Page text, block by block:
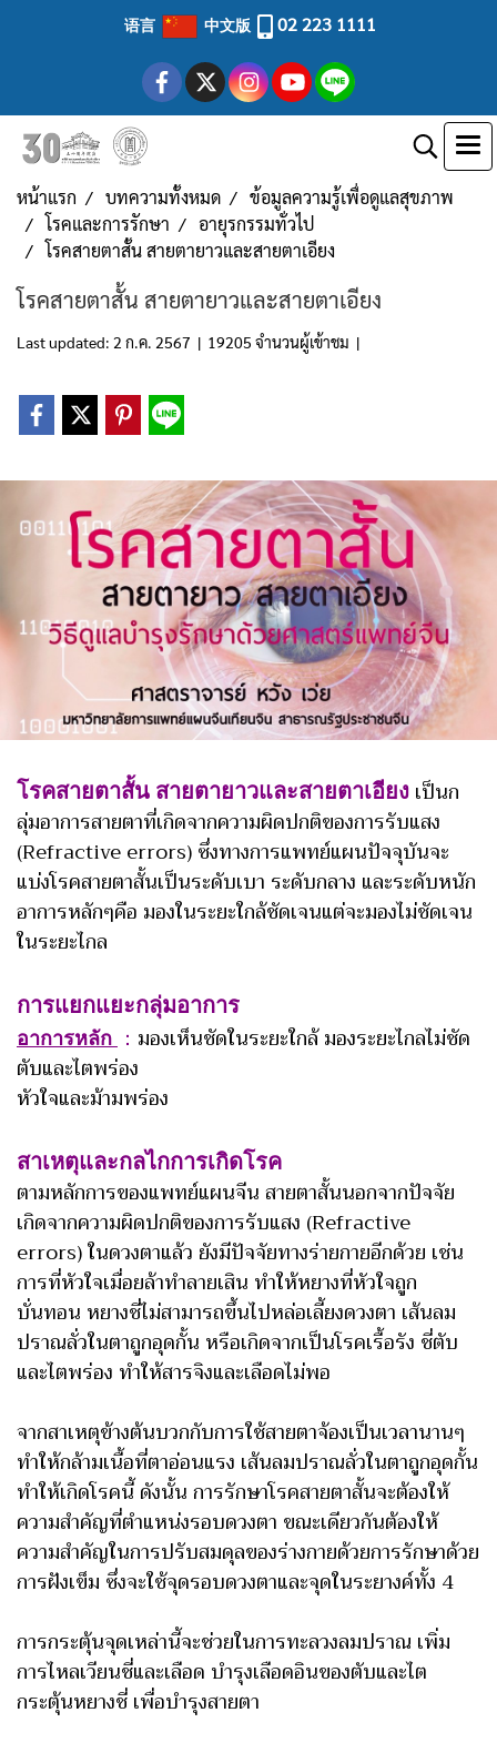
语言 中文版 02 223 1111
หน้าแรก บทความทั้งหมด
ข้อมูลความรู้เพื่อดูแลสุขภาพ
โรคและการรักษา
อายุรกรรมทั่วไป
โรคสายตาสั้น สายตายาวและสายตาเอียง
โรคสายตาสั้น สายตายาวและสายตาเอียง
Last updated: 2 ก.ค. 2567 | 19205 จำนวนผู้เข้าชม |
โรคสายตาสั้น สายตายาวและสายตาเอียงเป็นก
ลุ่มอาการสายตาที่เกิดจากความผิดปกติของการรับแสง
(Refractive errors) ซึ่งทางการแพทย์แผนปัจจุบันจะ
แบ่งโรคสายตาสั้นเป็นระดับเบา ระดับกลาง และระดับหนัก
อาการหลักๆคือ มองในระยะใกล้ชัดเจนแต่จะมองไม่ชัดเจน
ในระยะไกล
การแยกแยะกลุ่มอาการ
อาการหลัก ： มองเห็นชัดในระยะใกล้ มองระยะไกลไม่ชัด
ตับและไตพร่อง
หัวใจและม้ามพร่อง
สาเหตุและกลไกการเกิดโรค
ตามหลักการของแพทย์แผนจีน สายตาสั้นนอกจากปัจจัย
เกิดจากความผิดปกติของการรับแสง (Refractive
errors) ในดวงตาแล้ว ยังมีปัจจัยทางร่ายกายอีกด้วย เช่น
การที่หัวใจเมื่อยล้าทำลายเสิน ทำให้หยางที่หัวใจถูก
บั่นทอน หยางชี่ไม่สามารถขึ้นไปหล่อเลี้ยงดวงตา เส้นลม
ปราณลั่วในตาถูกอุดกั้น หรือเกิดจากเป็นโรคเรื้อรัง ชี่ตับ
และไตพร่อง ทำให้สารจิงและเลือดไม่พอ
จากสาเหตุข้างต้นบวกกับการใช้สายตาจ้องเป็นเวลานานๆ
ทำให้กล้ามเนื้อที่ตาอ่อนแรง เส้นลมปราณลั่วในตาถูกอุดกั้น
ทำให้เกิดโรคนี้ ดังนั้น การรักษาโรคสายตาสั้นจะต้องให้
ความสำคัญที่ตำแหน่งรอบดวงตา ขณะเดียวกันต้องให้
ความสำคัญในการปรับสมดุลของร่างกายด้วยการรักษาด้วย
การฝังเข็ม ซึ่งจะใช้จุดรอบดวงตาและจุดในระยางค์ทั้ง 4
การกระตุ้นจุดเหล่านี้จะช่วยในการทะลวงลมปราณ เพิ่ม
การไหลเวียนชี่และเลือด บำรุงเลือดอินของตับและไต
กระตุ้นหยางชี่ เพื่อบำรุงสายตา